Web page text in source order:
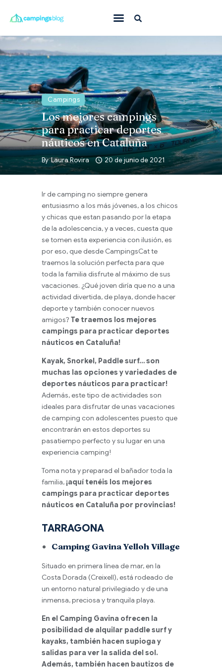
Con mascota
En familia
Donde ir
Qué hacer
Inspiración
Ofertas
Todas
Campings
Los mejores campings
para practicar deportes
náuticos en Cataluña
By Laura Rovira 20 de junio de 2021
Ir de camping no siempre genera
entusiasmo a los más jóvenes, a los chicos
y chicas que estan pasando por la etapa
de la adolescencia, y a veces, cuesta que
se tomen esta experiencia con ilusión, es
por eso, que desde CampingsCat te
traemos la solución perfecta para que
toda la familia disfrute al máximo de sus
vacaciones. ¿Qué joven diría que no a una
actividad divertida, de playa, donde hacer
deporte y también conocer nuevos
amigos? Te traemos los mejores
campings para practicar deportes
náuticos en Cataluña!
Kayak, Snorkel, Paddle surf… son
muchas las opciones y variedades de
deportes náuticos para practicar!
Además, este tipo de actividades son
ideales para disfrutar de unas vacaciones
de camping con adolescentes puesto que
encontrarán en estos deportes su
pasatiempo perfecto y su lugar en una
experiencia camping!
Toma nota y preparad el bañador toda la
familia, ¡aquí tenéis los mejores
campings para practicar deportes
náuticos en Cataluña por provincias!
TARRAGONA
Camping Gavina Yelloh Village
Situado en primera línea de mar, en la
Costa Dorada (Creixell), está rodeado de
un entorno natural privilegiado y de una
inmensa, preciosa y tranquila playa.
En el Camping Gavina ofrecen la
posibilidad de alquilar paddle surf y
kayaks, también hacen supioga y
salidas para ver la salida del sol.
Además, también hacen bautizos de